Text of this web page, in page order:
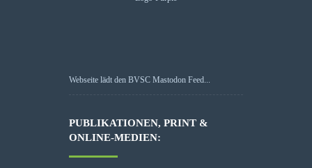
Webseite lädt den BVSC Mastodon Feed...
PUBLIKATIONEN, PRINT &
ONLINE-MEDIEN: